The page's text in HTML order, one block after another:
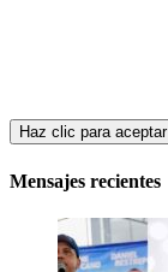
Haz clic para
Mensajes recientes